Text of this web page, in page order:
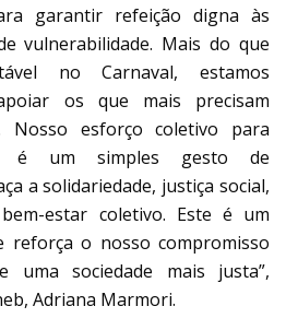
garantir refeição digna às
vulnerabilidade. Mais do que
no Carnaval, estamos
os que mais precisam
esforço coletivo para
é um simples gesto de
a solidariedade, justiça social,
estar coletivo. Este é um
reforça o nosso compromisso
uma sociedade mais justa”,
Adriana Marmori.